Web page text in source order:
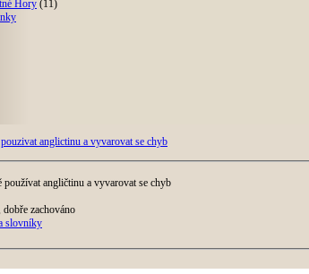
Hory (11)
angličtinu a vyvarovat se chyb
zachováno
slovníky